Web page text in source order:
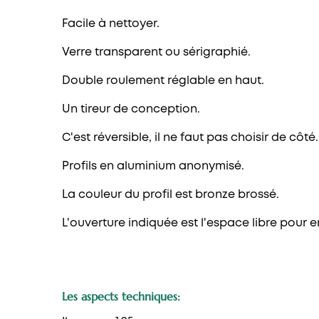
Facile à nettoyer.
Verre transparent ou sérigraphié.
Double roulement réglable en haut.
Un tireur de conception.
C'est réversible, il ne faut pas choisir de côté.
Profils en aluminium anonymisé.
La couleur du profil est bronze brossé.
L'ouverture indiquée est l'espace libre pour
Les aspects techniques: